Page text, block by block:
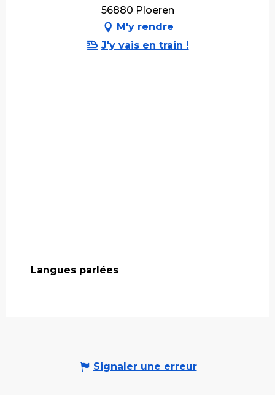
56880 Ploeren
M'y rendre
J'y vais en train !
Langues parlées
Langues parlées
Signaler une erreur